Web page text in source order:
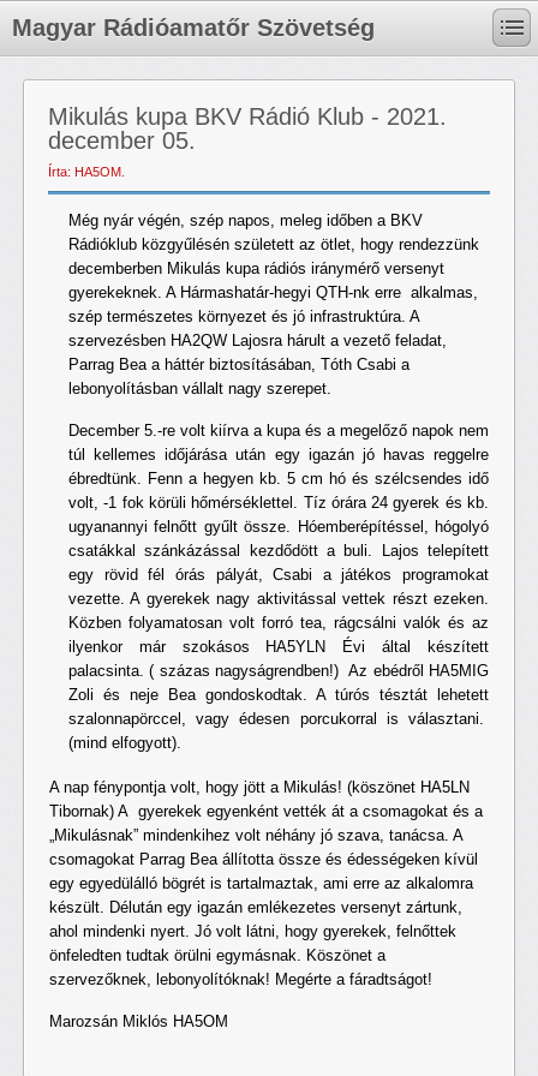
Magyar Rádióamatőr Szövetség
Mikulás kupa BKV Rádió Klub - 2021.
december 05.
Írta: HA5OM.
Még nyár végén, szép napos, meleg időben a BKV
Rádióklub közgyűlésén született az ötlet, hogy rendezzünk
decemberben Mikulás kupa rádiós iránymérő versenyt
gyerekeknek. A Hármashatár-hegyi QTH-nk erre alkalmas,
szép természetes környezet és jó infrastruktúra. A
szervezésben HA2QW Lajosra hárult a vezető feladat,
Parrag Bea a háttér biztosításában, Tóth Csabi a
lebonyolításban vállalt nagy szerepet.
December 5.-re volt kiírva a kupa és a megelőző napok nem
túl kellemes időjárása után egy igazán jó havas reggelre
ébredtünk. Fenn a hegyen kb. 5 cm hó és szélcsendes idő
volt, -1 fok körüli hőmérséklettel. Tíz órára 24 gyerek és kb.
ugyanannyi felnőtt gyűlt össze. Hóemberépítéssel, hógolyó
csatákkal szánkázással kezdődött a buli. Lajos telepített
egy rövid fél órás pályát, Csabi a játékos programokat
vezette. A gyerekek nagy aktivitással vettek részt ezeken.
Közben folyamatosan volt forró tea, rágcsálni valók és az
ilyenkor már szokásos HA5YLN Évi által készített
palacsinta. ( százas nagyságrendben!) Az ebédről HA5MIG
Zoli és neje Bea gondoskodtak. A túrós tésztát lehetett
szalonnapörccel, vagy édesen porcukorral is választani.
(mind elfogyott).
A nap fénypontja volt, hogy jött a Mikulás! (köszönet HA5LN
Tibornak) A gyerekek egyenként vették át a csomagokat és a
„Mikulásnak” mindenkihez volt néhány jó szava, tanácsa. A
csomagokat Parrag Bea állította össze és édességeken kívül
egy egyedülálló bögrét is tartalmaztak, ami erre az alkalomra
készült. Délután egy igazán emlékezetes versenyt zártunk,
ahol mindenki nyert. Jó volt látni, hogy gyerekek, felnőttek
önfeledten tudtak örülni egymásnak. Köszönet a
szervezőknek, lebonyolítóknak! Megérte a fáradtságot!
Marozsán Miklós HA5OM